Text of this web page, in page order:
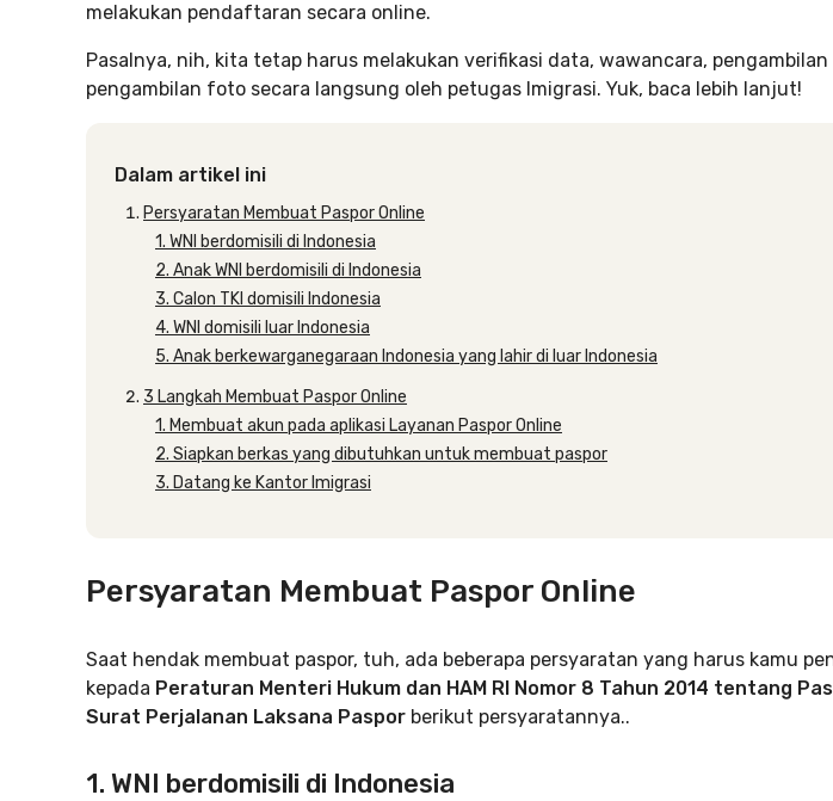
melakukan pendaftaran secara online.
Pasalnya, nih, kita tetap harus melakukan verifikasi data, wawancara,
pengambilan foto secara langsung oleh petugas Imigrasi. Yuk, baca lebih lanjut!
Dalam artikel ini
Persyaratan Membuat Paspor Online
1. WNI berdomisili di Indonesia
2. Anak WNI berdomisili di Indonesia
3. Calon TKI domisili Indonesia
4. WNI domisili luar Indonesia
5. Anak berkewarganegaraan Indonesia yang lahir di luar Indonesia
3 Langkah Membuat Paspor Online
1. Membuat akun pada aplikasi Layanan Paspor Online
2. Siapkan berkas yang dibutuhkan untuk membuat paspor
3. Datang ke Kantor Imigrasi
Persyaratan Membuat Paspor Online
Saat hendak membuat paspor, tuh, ada beberapa persyaratan yang harus kamu
kepada Peraturan Menteri Hukum dan HAM RI Nomor 8 Tahun 2014 tentang
Surat Perjalanan Laksana Paspor berikut persyaratannya..
1. WNI berdomisili di Indonesia